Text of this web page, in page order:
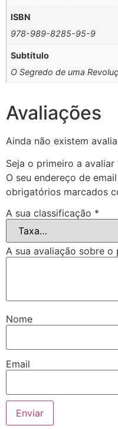
ISBN
978-989-8285-95-9
Subtítulo
O Segredo de uma
Avaliações
Ainda não existem
Seja o primeiro a avaliar
O seu endereço de
obrigatórios marcados
A sua classificação *
A sua avaliação sobre o
Nome
Email